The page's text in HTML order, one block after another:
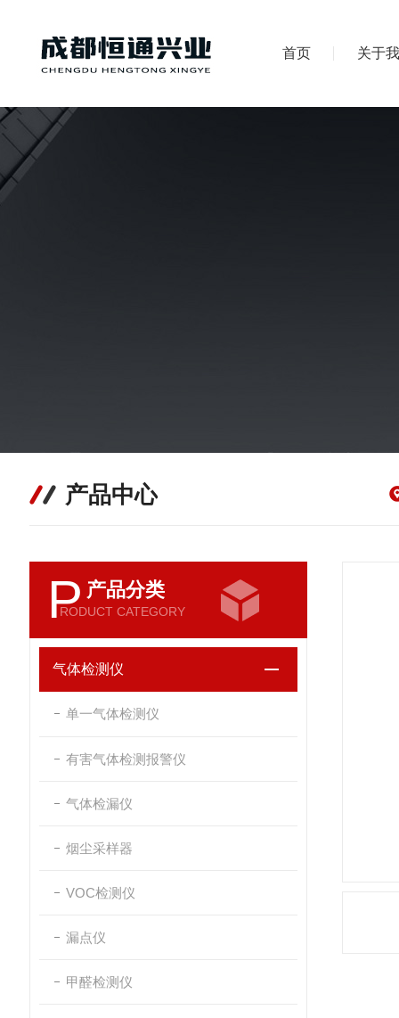
首页 关于
产品中心
P 产品分类
RODUCT CATEGORY
气体检测仪
单一气体检测仪
有害气体检测报警仪
气体检漏仪
烟尘采样器
VOC检测仪
漏点仪
甲醛检测仪